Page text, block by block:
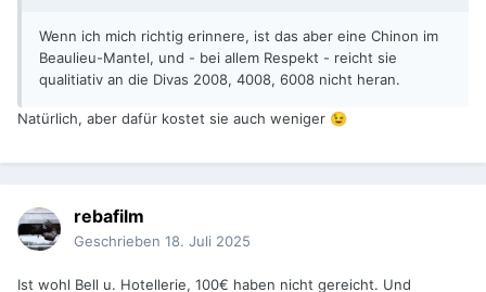
Wenn ich mich richtig erinnere, ist das aber eine Chinon im
Beaulieu-Mantel, und - bei allem Respekt - reicht sie
qualitiativ an die Divas 2008, 4008, 6008 nicht heran.
Natürlich, aber dafür kostet sie auch weniger 😉
rebafilm
Geschrieben 18. Juli 2025
Ist wohl Bell u. Hotellerie, 100€ haben nicht gereicht. Und